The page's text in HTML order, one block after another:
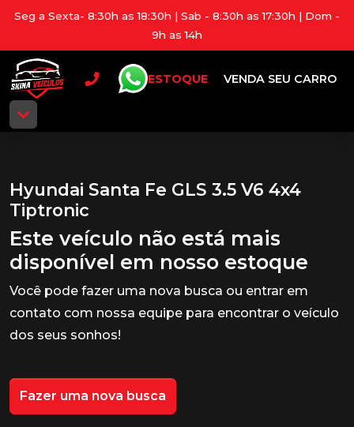
Seg a Sexta- 8:30h as 18:30h | Sab - 8:30h as 17:30h | Dom -
9h as 14h
ESTOQUE VENDA SEU CARRO
Hyundai Santa Fe GLS 3.5 V6 4x4
Tiptronic
Este veículo não está mais
disponível em nosso estoque
Você pode fazer uma nova busca ou entrar em
contato com nossa equipe para encontrar o veículo
dos seus sonhos!
Fazer uma nova busca